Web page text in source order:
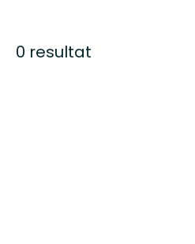
0 resultat